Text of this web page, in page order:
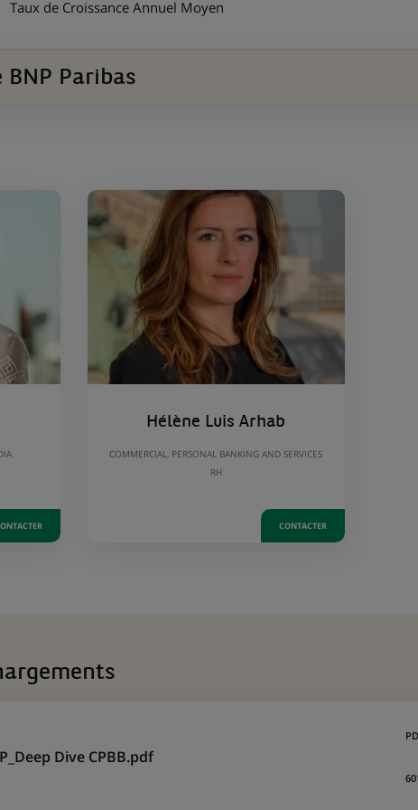
Taux de Croissance Annuel Moyen
BNP Paribas
Hélène Luis Arhab
COMMERCIAL, PERSONAL BANKING AND SERVICES
RH
CONTACTER
Dive CPBB.pdf